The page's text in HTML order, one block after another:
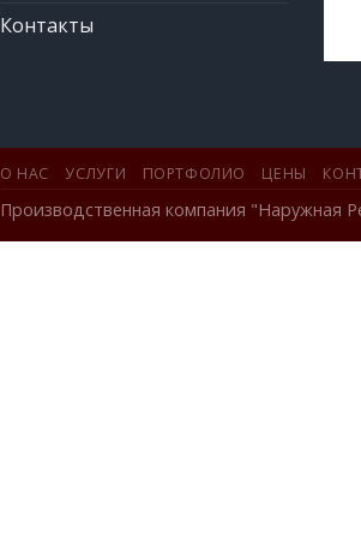
Контакты
О НАС УСЛУГИ ПОРТФОЛИО ЦЕНЫ
Производственная компания "Наружная